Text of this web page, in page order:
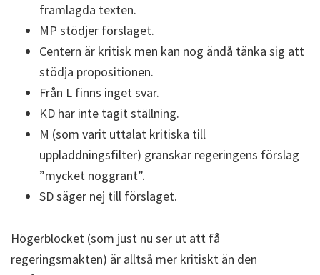
framlagda texten.
MP stödjer förslaget.
Centern är kritisk men kan nog ändå tänka sig att
stödja propositionen.
Från L finns inget svar.
KD har inte tagit ställning.
M (som varit uttalat kritiska till
uppladdningsfilter) granskar regeringens förslag
”mycket noggrant”.
SD säger nej till förslaget.
Högerblocket (som just nu ser ut att få
regeringsmakten) är alltså mer kritiskt än den